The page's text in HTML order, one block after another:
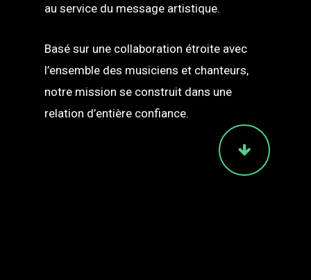
au service du message artistique.
Basé sur une collaboration étroite avec
l’ensemble des musiciens et chanteurs,
notre mission se construit dans une
relation d’entière confiance.